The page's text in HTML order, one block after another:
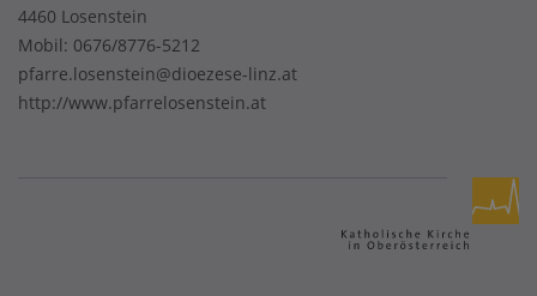
4460 Losenstein
Mobil: 0676/8776-5212
pfarre.losenstein@dioezese-linz.at
http://www.pfarrelosenstein.at